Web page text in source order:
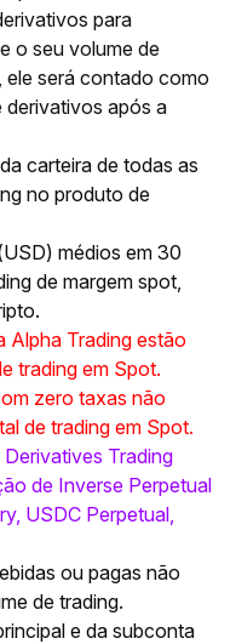
para
o seu volume de
será contado como
derivativos após a
carteira de todas as
no produto de
médios em 30
de margem spot,
Alpha Trading estão
trading em Spot.
zero taxas não
de trading em Spot.
Trading
de Inverse Perpetual
USDC Perpetual,
ou pagas não
de trading.
e da subconta